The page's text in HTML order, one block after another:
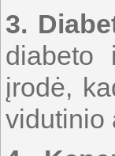
3.
diabeto
įrodė,
vidutinio